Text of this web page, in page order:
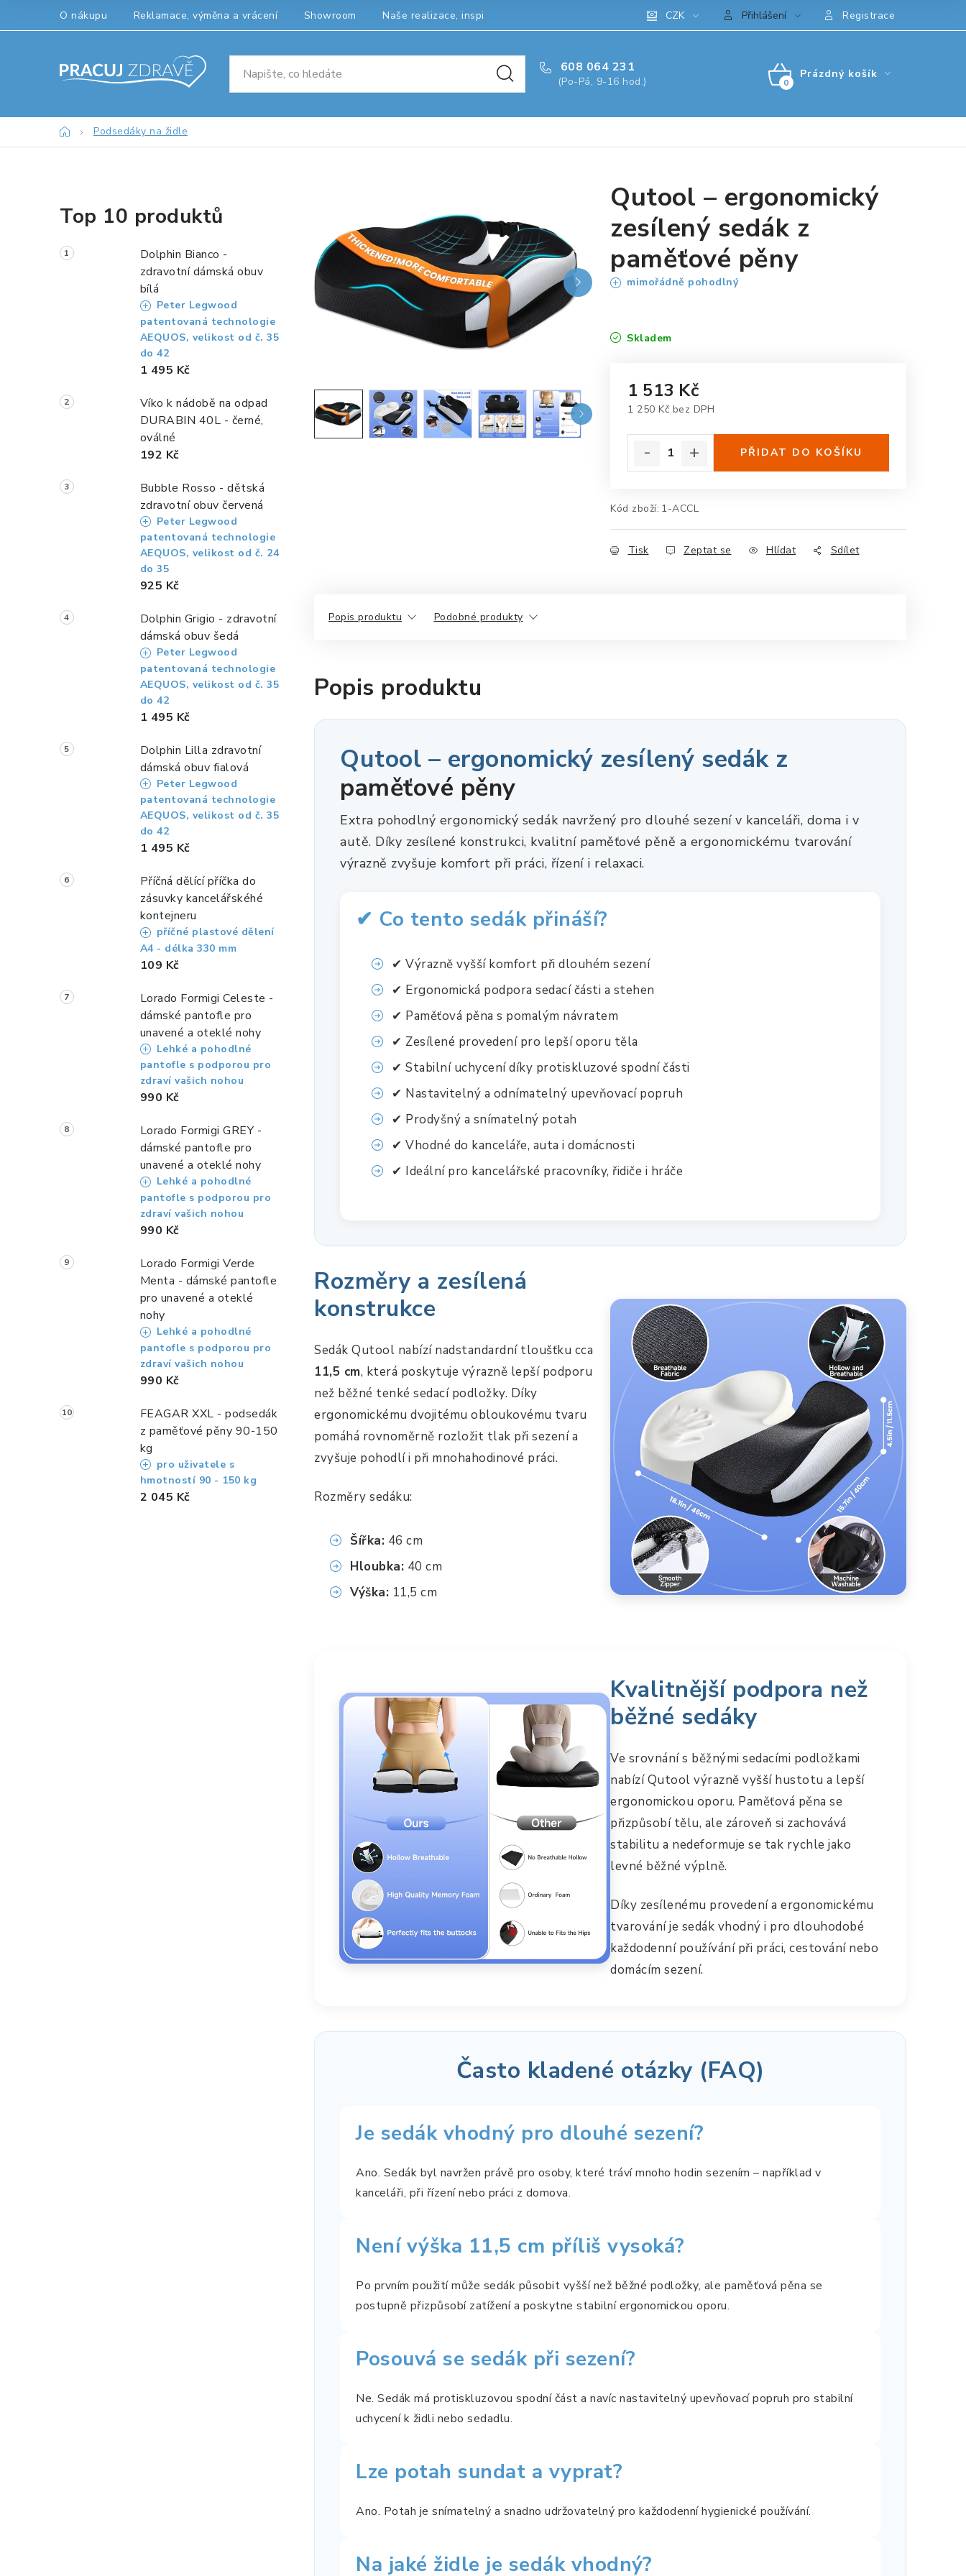
O nákupu Reklamace, výměna a vrácení Showroom Naše realizace, inspirace a návody CZK Přihlášení Registrace
608 064 231
(Po-Pá, 9-16 hod.)
NÁKUPNÍ
Prázdný košík
DomůPodsedáky na židle
o
s
í
n
Top 10 produktů
Dolphin Bianco -
zdravotní dámská obuv
bílá
Peter Legwood
patentovaná technologie
AEQUOS, velikost od č. 35
do 42
1 495 Kč
Víko k nádobě na odpad
DURABIN 40L - černé,
oválné
192 Kč
Bubble Rosso - dětská
zdravotní obuv červená
Peter Legwood
patentovaná technologie
AEQUOS, velikost od č. 24
do 35
925 Kč
Dolphin Grigio - zdravotní
dámská obuv šedá
Peter Legwood
patentovaná technologie
AEQUOS, velikost od č. 35
do 42
1 495 Kč
Dolphin Lilla zdravotní
dámská obuv fialová
Peter Legwood
patentovaná technologie
AEQUOS, velikost od č. 35
do 42
1 495 Kč
Příčná dělící příčka do
zásuvky kancelářskéhé
kontejneru
příčné plastové dělení
A4 - délka 330 mm
109 Kč
Lorado Formigi Celeste -
dámské pantofle pro
unavené a oteklé nohy
Lehké a pohodlné
pantofle s podporou pro
zdraví vašich nohou
990 Kč
Lorado Formigi GREY -
dámské pantofle pro
unavené a oteklé nohy
Lehké a pohodlné
pantofle s podporou pro
zdraví vašich nohou
990 Kč
Lorado Formigi Verde
Menta - dámské pantofle
pro unavené a oteklé
nohy
Lehké a pohodlné
pantofle s podporou pro
zdraví vašich nohou
990 Kč
FEAGAR XXL - podsedák
z paměťové pěny 90-150
kg
pro uživatele s
hmotností 90 - 150 kg
2 045 Kč
Qutool – ergonomický
zesílený sedák z
paměťové pěny
mimořádně pohodlný
Skladem
1 513 Kč
1 250 Kč bez DPH
PŘIDAT DO KOŠÍKU
Kód zboží: 1-ACCL
Tisk Zeptat se Hlídat Sdílet
Popis produktu Podobné produkty
Popis produktu
Qutool – ergonomický zesílený sedák z
paměťové pěny
Extra pohodlný ergonomický sedák navržený pro dlouhé sezení v kanceláři, doma i v
autě. Díky zesílené konstrukci, kvalitní paměťové pěně a ergonomickému tvarování
výrazně zvyšuje komfort při práci, řízení i relaxaci.
✔ Co tento sedák přináší?
✔ Výrazně vyšší komfort při dlouhém sezení
✔ Ergonomická podpora sedací části a stehen
✔ Paměťová pěna s pomalým návratem
✔ Zesílené provedení pro lepší oporu těla
✔ Stabilní uchycení díky protiskluzové spodní části
✔ Nastavitelný a odnímatelný upevňovací popruh
✔ Prodyšný a snímatelný potah
✔ Vhodné do kanceláře, auta i domácnosti
✔ Ideální pro kancelářské pracovníky, řidiče i hráče
Rozměry a zesílená
konstrukce
Sedák Qutool nabízí nadstandardní tloušťku cca
11,5 cm, která poskytuje výrazně lepší podporu
než běžné tenké sedací podložky. Díky
ergonomickému dvojitému obloukovému tvaru
pomáhá rovnoměrně rozložit tlak při sezení a
zvyšuje pohodlí i při mnohahodinové práci.
Rozměry sedáku:
Šířka: 46 cm
Hloubka: 40 cm
Výška: 11,5 cm
Kvalitnější podpora než
běžné sedáky
Ve srovnání s běžnými sedacími podložkami
nabízí Qutool výrazně vyšší hustotu a lepší
ergonomickou oporu. Paměťová pěna se
přizpůsobí tělu, ale zároveň si zachovává
stabilitu a nedeformuje se tak rychle jako
levné běžné výplně.
Díky zesílenému provedení a ergonomickému
tvarování je sedák vhodný i pro dlouhodobé
každodenní používání při práci, cestování nebo
domácím sezení.
Často kladené otázky (FAQ)
Je sedák vhodný pro dlouhé sezení?
Ano. Sedák byl navržen právě pro osoby, které tráví mnoho hodin sezením – například v
kanceláři, při řízení nebo práci z domova.
Není výška 11,5 cm příliš vysoká?
Po prvním použití může sedák působit vyšší než běžné podložky, ale paměťová pěna se
postupně přizpůsobí zatížení a poskytne stabilní ergonomickou oporu.
Posouvá se sedák při sezení?
Ne. Sedák má protiskluzovou spodní část a navíc nastavitelný upevňovací popruh pro stabilní
uchycení k židli nebo sedadlu.
Lze potah sundat a vyprat?
Ano. Potah je snímatelný a snadno udržovatelný pro každodenní hygienické používání.
Na jaké židle je sedák vhodný?